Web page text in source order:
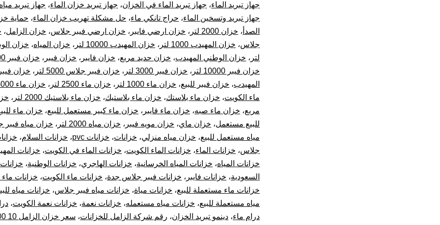
جهاز تبريد الماء، جهاز تبريد الماء في الخزان، جهاز تبريد خزان الماء، جهاز تبريد
جهاز تبريد وتسخين الماء، حراج تانكي ماء، حل مشكلة تهريب خزان الماء، حماية
الصدأ ، خزان 2000 لتر ، خزان ارضي فايبر ، خزان ارضي فيبر جلاس، خزان الزامل،
جلاس، خزان المهيدب 1000 لتر ، خزان المهيدب 10000 لتر ، خزان المياه،
لتر ، خزان الوطني المهيدب، خزان حديد مربع، خزان فايبر ، خزان فيبر ، خزان فيبر 1000 لتر
خزان فيبر 10000 لتر
، خزان فيبر 3000 لتر ، خزان فيبر جلاس 5000 لتر ، خزان
المهيدب، خزان فيبر للبيع، خزان ماء 1000 لتر ، خزان ماء 2500 لتر ، خزان ماء 5000 لتر
ماء الكويت، خزان ماء بلاستك، خزان ماء بلاستيك، خزان ماء بلاستيك 2000 لتر ،
مربع، خزان ماء صبه، خزان ماء فايبر ، خزان ماء كبير مستعمل للبيع، خزان ماء
للبيع مستعمل، خزان ماي، خزان مويه فيبر ، خزان مياه 2000 لتر ، خزان مياه فيبر
مياه مستعمل للبيع، خزان مياه منزلي، خزانات، خزانات pvc ، خزانات السلام،
جلاس، خزانات الماء، خزانات الماء الكويت، خزانات الماء في الكويت، خزانات
خزانات المياه، خزانات المياه الخرسانية، خزانات الهاجري، خزانات الوطنية،
السعودية، خزانات فايبر ، خزانات فيبر جلاس جدة، خزانات ماء الكويت، خزانات ماء
خزانات ماء مستعملة للبيع، خزانات مياة، خزانات مياه فيبر جلاس، خزانات مياه
مياه مستعملة للبيع، خزانات مياه مستعمله، خزانات نعمة، خزانات نعمة الكويت،
درام ماء، دينمو تبريد الخزان، رقم شركة الزامل للخزانات، سعر خزان الزامل 10 000 لتر